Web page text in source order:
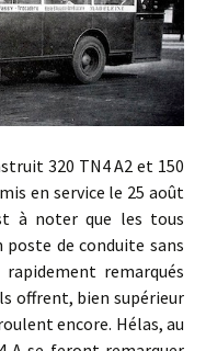
320 TN4 A2 et 150
en service le 25 août
à noter que les tous
de conduite sans
remarqués
offrent, bien supérieur
encore. Hélas, au